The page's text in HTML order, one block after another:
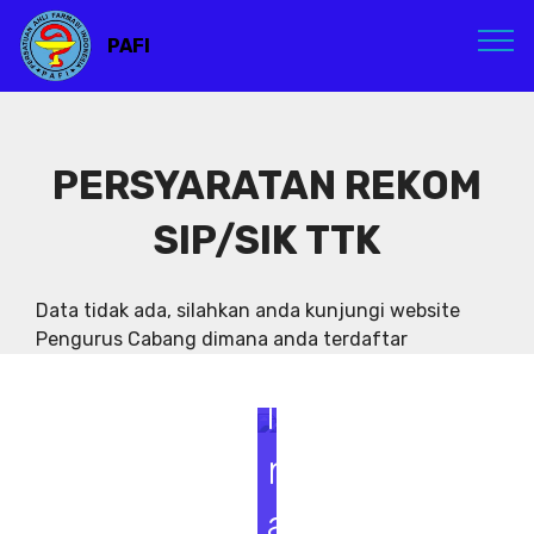
PAFI
PERSYARATAN REKOM
SIP/SIK TTK
Data tidak ada, silahkan anda kunjungi website
Pengurus Cabang dimana anda terdaftar
S
e
m
i
n
a